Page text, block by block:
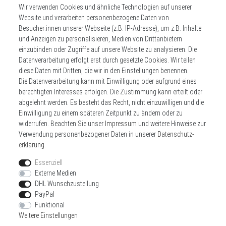
** Hierbei handelt es sich um ein Pflichtfeld.
Widerrufs­recht Impressum
Daten­schutz­erklärung AGB Kontakt
Zahlen sie bequem per
Wir verwenden Cookies und ähnliche Technologien auf unserer
Website und verarbeiten personenbezogene Daten von
Besucher:innen unserer Webseite (z.B. IP-Adresse), um z.B. Inhalte
und Anzeigen zu personalisieren, Medien von Drittanbietern
einzubinden oder Zugriffe auf unsere Website zu analysieren. Die
Datenverarbeitung erfolgt erst durch gesetzte Cookies. Wir teilen
diese Daten mit Dritten, die wir in den Einstellungen benennen.
Die Datenverarbeitung kann mit Einwilligung oder aufgrund eines
berechtigten Interesses erfolgen. Die Zustimmung kann erteilt oder
abgelehnt werden. Es besteht das Recht, nicht einzuwilligen und die
Einwilligung zu einem späteren Zeitpunkt zu ändern oder zu
widerrufen. Beachten Sie unser Impressum und weitere Hinweise zur
Verwendung personenbezogener Daten in unserer Daten­schutz­
erklärung
Essenziell
Externe Medien
DHL Wunschzustellung
PayPal
Funktional
Weitere Einstellungen